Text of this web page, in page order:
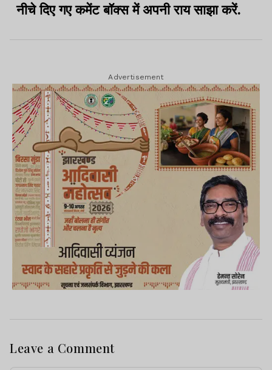
नीचे दिए गए कमेंट बॉक्स में अपनी राय साझा करें.
Advertisement
Leave a Comment